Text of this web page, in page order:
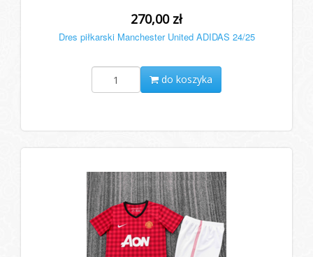
270,00 zł
Dres piłkarski Manchester United ADIDAS 24/25
do koszyka